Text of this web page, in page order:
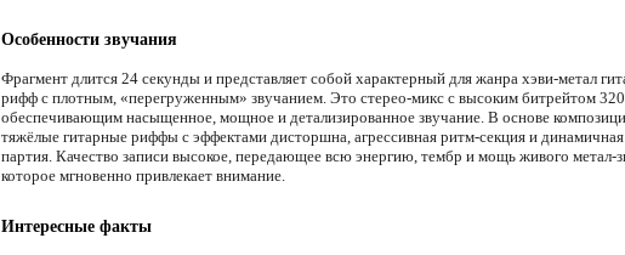
Особенности звучания
Фрагмент длится 24 секунды и представляет собой характерный для жанра хэви-метал
рифф с плотным, «перегруженным» звучанием. Это стерео-микс с высоким битрейтом
обеспечивающим насыщенное, мощное и детализированное звучание. В основе
тяжёлые гитарные риффы с эффектами дисторшна, агрессивная ритм-секция и
партия. Качество записи высокое, передающее всю энергию, тембр и мощь живого метал-
которое мгновенно привлекает внимание.
Интересные факты